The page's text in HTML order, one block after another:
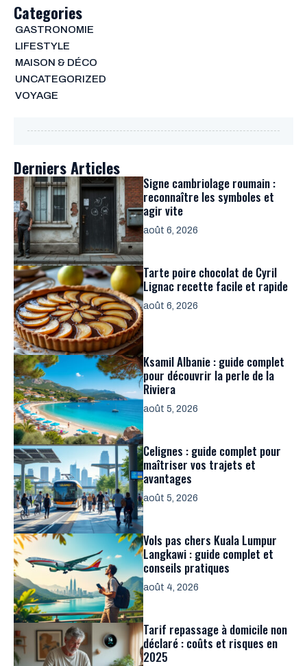
Categories
GASTRONOMIE
LIFESTYLE
MAISON & DÉCO
UNCATEGORIZED
VOYAGE
Derniers Articles
Signe cambriolage roumain :
reconnaître les symboles et
agir vite
août 6, 2026
Tarte poire chocolat de Cyril
Lignac recette facile et rapide
août 6, 2026
Ksamil Albanie : guide complet
pour découvrir la perle de la
Riviera
août 5, 2026
Celignes : guide complet pour
maîtriser vos trajets et
avantages
août 5, 2026
Vols pas chers Kuala Lumpur
Langkawi : guide complet et
conseils pratiques
août 4, 2026
Tarif repassage à domicile non
déclaré : coûts et risques en
2025